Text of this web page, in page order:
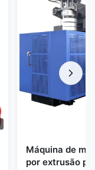
Máquina de
por extrusão